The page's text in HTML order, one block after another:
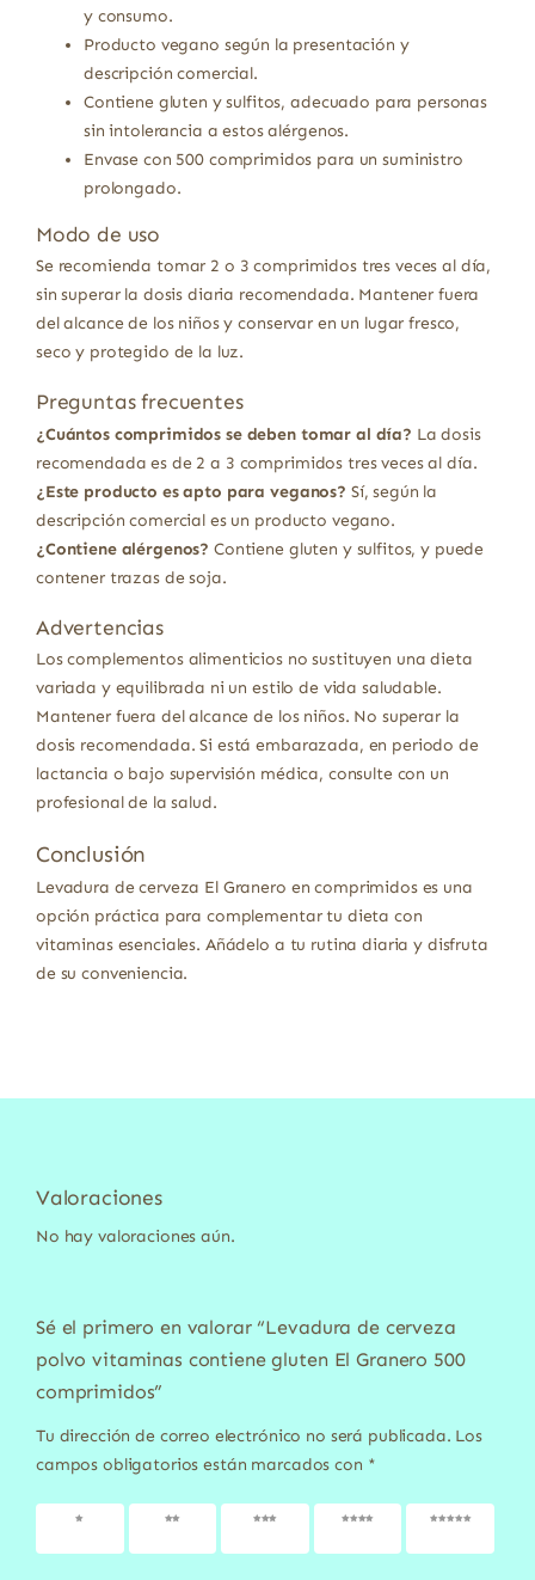
y consumo.
Producto vegano según la presentación y
descripción comercial.
Contiene gluten y sulfitos, adecuado para personas
sin intolerancia a estos alérgenos.
Envase con 500 comprimidos para un suministro
prolongado.
Modo de uso
Se recomienda tomar 2 o 3 comprimidos tres veces al día,
sin superar la dosis diaria recomendada. Mantener fuera
del alcance de los niños y conservar en un lugar fresco,
seco y protegido de la luz.
Preguntas frecuentes
¿Cuántos comprimidos se deben tomar al día? La dosis
recomendada es de 2 a 3 comprimidos tres veces al día.
¿Este producto es apto para veganos? Sí, según la
descripción comercial es un producto vegano.
¿Contiene alérgenos? Contiene gluten y sulfitos, y puede
contener trazas de soja.
Advertencias
Los complementos alimenticios no sustituyen una dieta
variada y equilibrada ni un estilo de vida saludable.
Mantener fuera del alcance de los niños. No superar la
dosis recomendada. Si está embarazada, en periodo de
lactancia o bajo supervisión médica, consulte con un
profesional de la salud.
Conclusión
Levadura de cerveza El Granero en comprimidos es una
opción práctica para complementar tu dieta con
vitaminas esenciales. Añádelo a tu rutina diaria y disfruta
de su conveniencia.
Valoraciones
No hay valoraciones aún.
Sé el primero en valorar “Levadura de cerveza
polvo vitaminas contiene gluten El Granero 500
comprimidos”
Tu dirección de correo electrónico no será publicada. Los
campos obligatorios están marcados con *
1 de 5
2 de 5
3 de 5
4 de 5
5 de 5